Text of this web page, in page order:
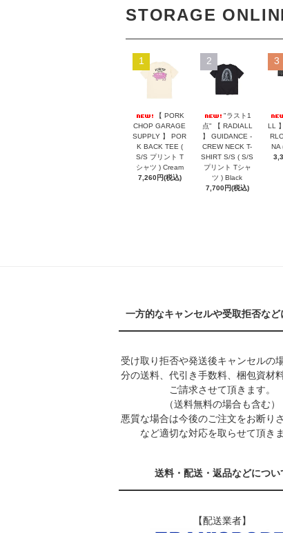
STORAGE
1
【 PORK
CHOP GARAGE
SUPPLY 】 POR
K BACK TEE (
S/S プリント T
シャツ ) Cream
7,260円(税込)
2
"ラスト1
点" 【 RADIALL
】 GUIDANCE -
CREW NECK T-
SHIRT S/S ( S/S
プリント Tシャ
ツ ) Black
7,700円(税込)
3
LL
NA
一方的なキャンセルや受取拒否など
受け取り拒否や発送後キャンセルの
分の送料、代引き手数料、梱包資材
ご請求させて頂きます。
（送料無料の場合も含む）
悪質な場合は今後のご注文をお断り
など適切な対応を取らせて頂きま
送料・配送・返品などについ
【配送業者】